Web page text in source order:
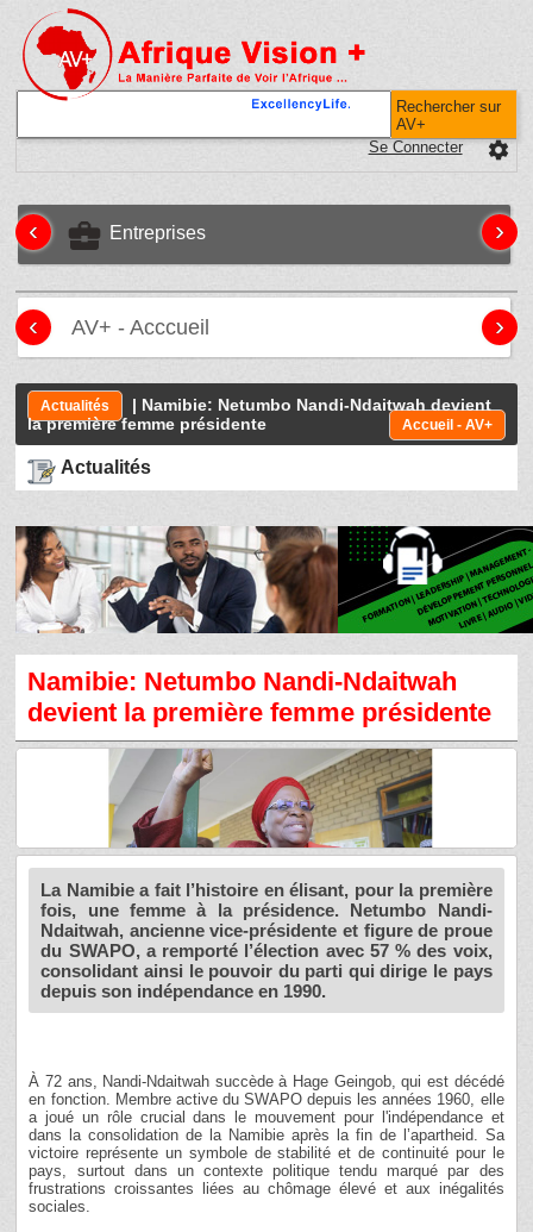
Rechercher sur
AV+
settings
Se Connecter
business_center Entreprises
‹ ›
AV+ - Acccueil
‹ ›
Actualités
| Namibie: Netumbo Nandi-Ndaitwah devient
la première femme présidente
Accueil - AV+
Actualités
Namibie: Netumbo Nandi-Ndaitwah
devient la première femme présidente
La Namibie a fait l’histoire en élisant, pour la première
fois, une femme à la présidence. Netumbo Nandi-
Ndaitwah, ancienne vice-présidente et figure de proue
du SWAPO, a remporté l’élection avec 57 % des voix,
consolidant ainsi le pouvoir du parti qui dirige le pays
depuis son indépendance en 1990.
À 72 ans, Nandi-Ndaitwah succède à Hage Geingob, qui est décédé
en fonction. Membre active du SWAPO depuis les années 1960, elle
a joué un rôle crucial dans le mouvement pour l'indépendance et
dans la consolidation de la Namibie après la fin de l’apartheid. Sa
victoire représente un symbole de stabilité et de continuité pour le
pays, surtout dans un contexte politique tendu marqué par des
frustrations croissantes liées au chômage élevé et aux inégalités
sociales.